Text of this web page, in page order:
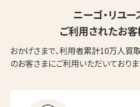
ニーゴ・リユー
ご利用されたお
おかげさまで、利用者累計10万人買
のお客さまにご利用いただいておりま